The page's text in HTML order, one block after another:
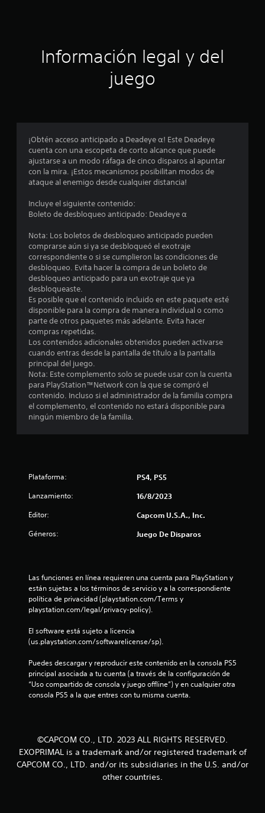
a
e
Información legal y del
juego
¡Obtén acceso anticipado a Deadeye α! Este Deadeye
cuenta con una escopeta de corto alcance que puede
ajustarse a un modo ráfaga de cinco disparos al apuntar
con la mira. ¡Estos mecanismos posibilitan modos de
ataque al enemigo desde cualquier distancia!
Incluye el siguiente contenido:
Boleto de desbloqueo anticipado: Deadeye α
Nota: Los boletos de desbloqueo anticipado pueden
comprarse aún si ya se desbloqueó el exotraje
correspondiente o si se cumplieron las condiciones de
desbloqueo. Evita hacer la compra de un boleto de
desbloqueo anticipado para un exotraje que ya
desbloqueaste.
Es posible que el contenido incluido en este paquete esté
disponible para la compra de manera individual o como
parte de otros paquetes más adelante. Evita hacer
compras repetidas.
Los contenidos adicionales obtenidos pueden activarse
cuando entras desde la pantalla de título a la pantalla
principal del juego.
Nota: Este complemento solo se puede usar con la cuenta
para PlayStation™Network con la que se compró el
contenido. Incluso si el administrador de la familia compra
el complemento, el contenido no estará disponible para
ningún miembro de la familia.
Plataforma: PS4, PS5
Lanzamiento: 16/8/2023
Editor: Capcom U.S.A., Inc.
Géneros: Juego De Disparos
Las funciones en línea requieren una cuenta para PlayStation y
están sujetas a los términos de servicio y a la correspondiente
política de privacidad (playstation.com/Terms y
playstation.com/legal/privacy-policy).
El software está sujeto a licencia
(us.playstation.com/softwarelicense/sp).
Puedes descargar y reproducir este contenido en la consola PS5
principal asociada a tu cuenta (a través de la configuración de
“Uso compartido de consola y juego offline”) y en cualquier otra
consola PS5 a la que entres con tu misma cuenta.
©CAPCOM CO., LTD. 2023 ALL RIGHTS RESERVED.
EXOPRIMAL is a trademark and/or registered trademark of
CAPCOM CO., LTD. and/or its subsidiaries in the U.S. and/or
other countries.